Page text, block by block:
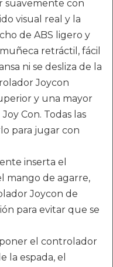
suavemente con
visual real y la
de ABS ligero y
retráctil, fácil
ni se desliza de la
Joycon
y una mayor
Con. Todas las
para jugar con
inserta el
mango de agarre,
Joycon de
para evitar que se
el controlador
la espada, el